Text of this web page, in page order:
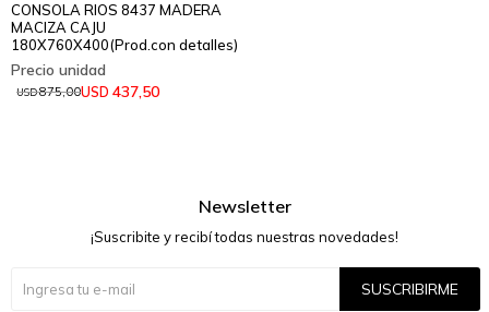
CONSOLA RIOS 8437 MADERA
MACIZA CAJU
180X760X400(Prod.con detalles)
USD 437,50
USD875,00
Newsletter
¡Suscribite y recibí todas nuestras novedades!
SUSCRIBIRME